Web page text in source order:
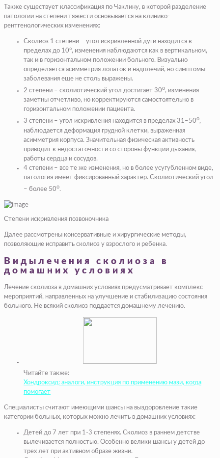
Также существует классификация по Чаклину, в которой разделение
патологии на степени тяжести основывается на клинико-
рентгенологических изменениях:
Сколиоз 1 степени – угол искривленной дуги находится в
пределах до 10°, изменения наблюдаются как в вертикальном,
так и в горизонтальном положении больного. Визуально
определяется асимметрия лопаток и надплечий, но симптомы
заболевания еще не столь выражены.
2 степени – сколиотический угол достигает 30о, изменения
заметны отчетливо, но корректируются самостоятельно в
горизонтальном положении пациента.
3 степени – угол искривления находится в пределах 31–50о,
наблюдается деформация грудной клетки, выраженная
асимметрия корпуса. Значительная физическая активность
приводит к недостаточности со стороны функции дыхания,
работы сердца и сосудов.
4 степени – все те же изменения, но в более усугубленном виде,
патология имеет фиксированный характер. Сколиотический угол
– более 50о.
Степени искривления позвоночника
Далее рассмотрены консервативные и хирургические методы,
позволяющие исправить сколиоз у взрослого и ребенка.
Видылечения сколиоза в
домашних условиях
Лечение сколиоза в домашних условиях предусматривает комплекс
мероприятий, направленных на улучшение и стабилизацию состояния
больного. Не всякий сколиоз поддается домашнему лечению.
Читайте также:
Хондроксид: аналоги, инструкция по применению мази, когда
помогает
Специалисты считают имеющими шансы на выздоровление такие
категории больных, которых можно лечить в домашних условиях:
Детей до 7 лет при 1-3 степенях. Сколиоз в раннем детстве
вылечивается полностью. Особенно велики шансы у детей до
трех лет при активном образе жизни.